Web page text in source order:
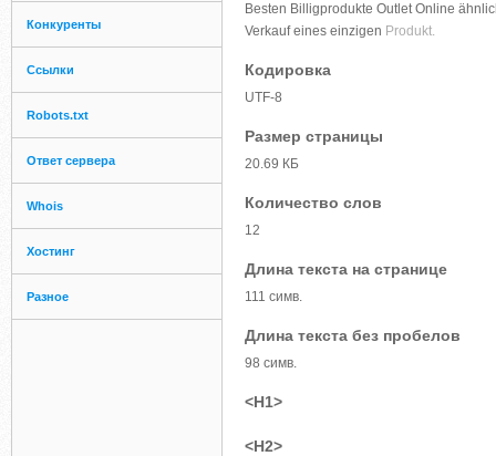
Конкуренты
Ссылки
Robots.txt
Ответ сервера
Whois
Хостинг
Разное
Besten Billigprodukte Outlet Online
Verkauf eines einzigen Produkt.
Кодировка
UTF-8
Размер страницы
20.69 КБ
Количество слов
12
Длина текста на странице
111 симв.
Длина текста без пробелов
98 симв.
<H1>
<H2>